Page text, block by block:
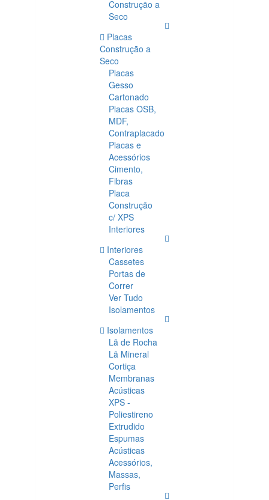
Construção a
Seco
Placas
Construção a
Seco
Placas
Gesso
Cartonado
Placas OSB,
MDF,
Contraplacado
Placas e
Acessórios
Cimento,
Fibras
Placa
Construção
c/ XPS
Interiores
Interiores
Cassetes
Portas de
Correr
Ver Tudo
Isolamentos
Isolamentos
Lã de Rocha
Lã Mineral
Cortiça
Membranas
Acústicas
XPS -
Poliestireno
Extrudido
Espumas
Acústicas
Acessórios,
Massas,
Perfis